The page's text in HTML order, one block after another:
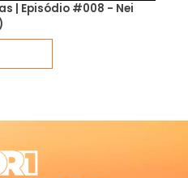
| Episódio #008 - Nei